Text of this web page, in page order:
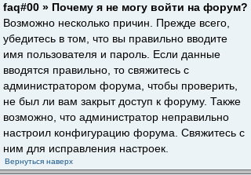
faq#00 » Почему я не могу войти на форум?
Возможно несколько причин. Прежде всего,
убедитесь в том, что вы правильно вводите
имя пользователя и пароль. Если данные
вводятся правильно, то свяжитесь с
администратором форума, чтобы проверить,
не был ли вам закрыт доступ к форуму. Также
возможно, что администратор неправильно
настроил конфигурацию форума. Свяжитесь с
ним для исправления настроек.
Вернуться наверх